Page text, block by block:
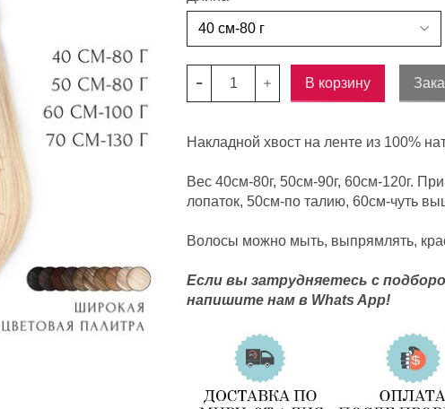
В корзину
Накладной хвост на ленте из 100%
Вес 40см-80г, 50см-90г, 60см-120г.
лопаток, 50см-по талию, 60см-чуть
Волосы можно мыть, выпрямлять,
Если вы затрудняетесь с
напишите нам в Whats App!